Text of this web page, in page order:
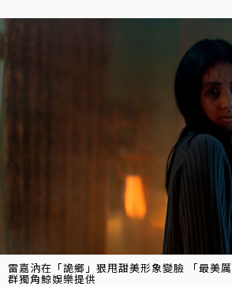
雷嘉汭在「詭鄉」狠甩甜美形象變臉 「最美
群獨角鯨娛樂提供